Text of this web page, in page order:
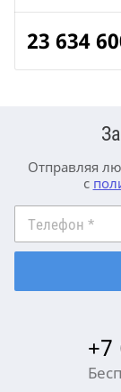
23 634
Отправляя
с
Телефон *
+7